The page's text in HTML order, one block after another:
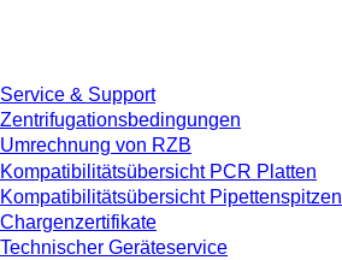
Service & Support
Zentrifugationsbedingungen
Umrechnung von RZB
Kompatibilitätsübersicht PCR Platten
Kompatibilitätsübersicht Pipettenspitzen
Chargenzertifikate
Technischer Geräteservice